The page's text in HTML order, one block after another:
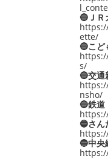
🔵ＪＲ
ette/
🔵こど
s/
🔵交通
nsho/
🔵鉄道
🔵さん
🔵中央